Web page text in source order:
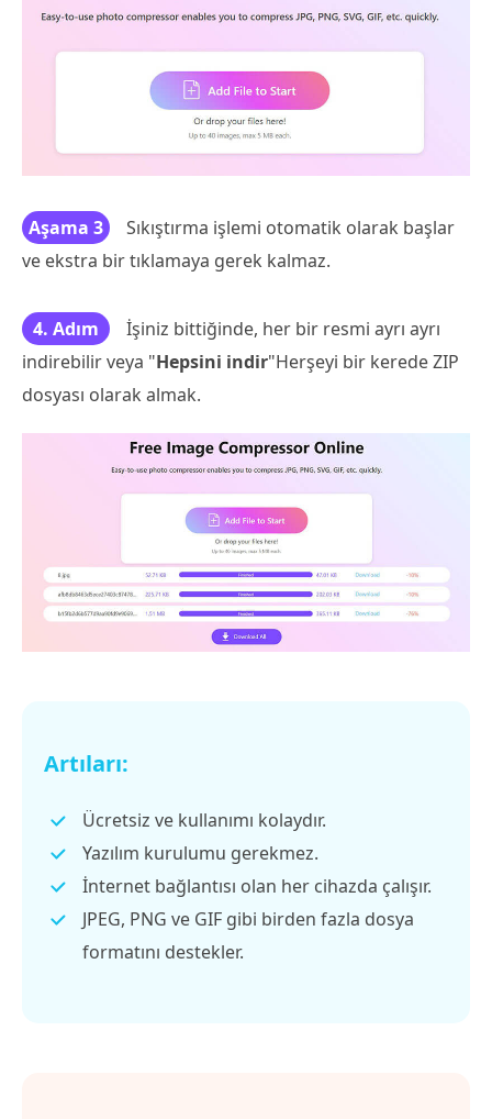
Aşama 3
Sıkıştırma işlemi otomatik olarak başlar
ve ekstra bir tıklamaya gerek kalmaz.
4. Adım
İşiniz bittiğinde, her bir resmi ayrı ayrı
indirebilir veya "Hepsini indir"Herşeyi bir kerede ZIP
dosyası olarak almak.
Artıları:
Ücretsiz ve kullanımı kolaydır.
Yazılım kurulumu gerekmez.
İnternet bağlantısı olan her cihazda çalışır.
JPEG, PNG ve GIF gibi birden fazla dosya
formatını destekler.